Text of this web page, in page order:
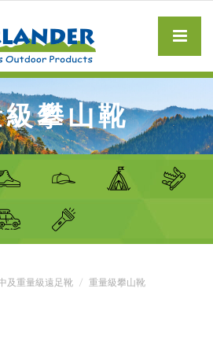
攀山靴
及重量級遠足靴 重量級攀山靴